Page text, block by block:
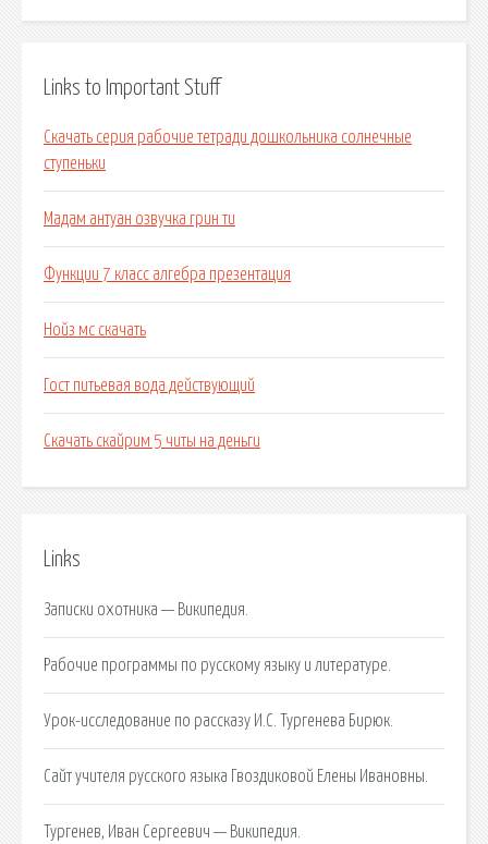
Links to Important Stuff
Скачать серия рабочие тетради дошкольника солнечные
ступеньки
Мадам антуан озвучка грин ти
Функции 7 класс алгебра презентация
Нойз мс скачать
Гост питьевая вода действующий
Скачать скайрим 5 читы на деньги
Links
Записки охотника — Википедия.
Рабочие программы по русскому языку и литературе.
Урок-исследование по рассказу И.С. Тургенева Бирюк.
Сайт учителя русского языка Гвоздиковой Елены Ивановны.
Тургенев, Иван Сергеевич — Википедия.